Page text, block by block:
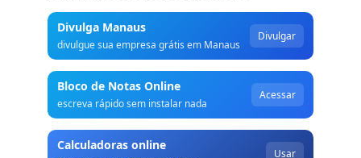
Divulga Manaus
divulgue sua empresa grátis em Manaus
Divulgar
Bloco de Notas Online
escreva rápido sem instalar nada
Acessar
Calculadoras online
Usar